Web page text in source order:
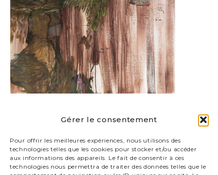
Gérer le consentement
Pour offrir les meilleures expériences, nous utilisons des
technologies telles que les cookies pour stocker et/ou accéder
aux informations des appareils. Le fait de consentir à ces
technologies nous permettra de traiter des données telles que le
Technique
Huile sur toile